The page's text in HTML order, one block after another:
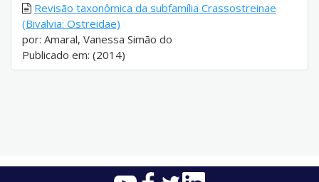
Revisão taxonômica da subfamília Crassostreinae
(Bivalvia: Ostreidae)
por: Amaral, Vanessa Simão do
Publicado em: (2014)